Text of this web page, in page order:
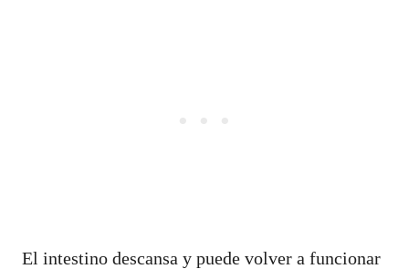
El intestino descansa y puede volver a funcionar